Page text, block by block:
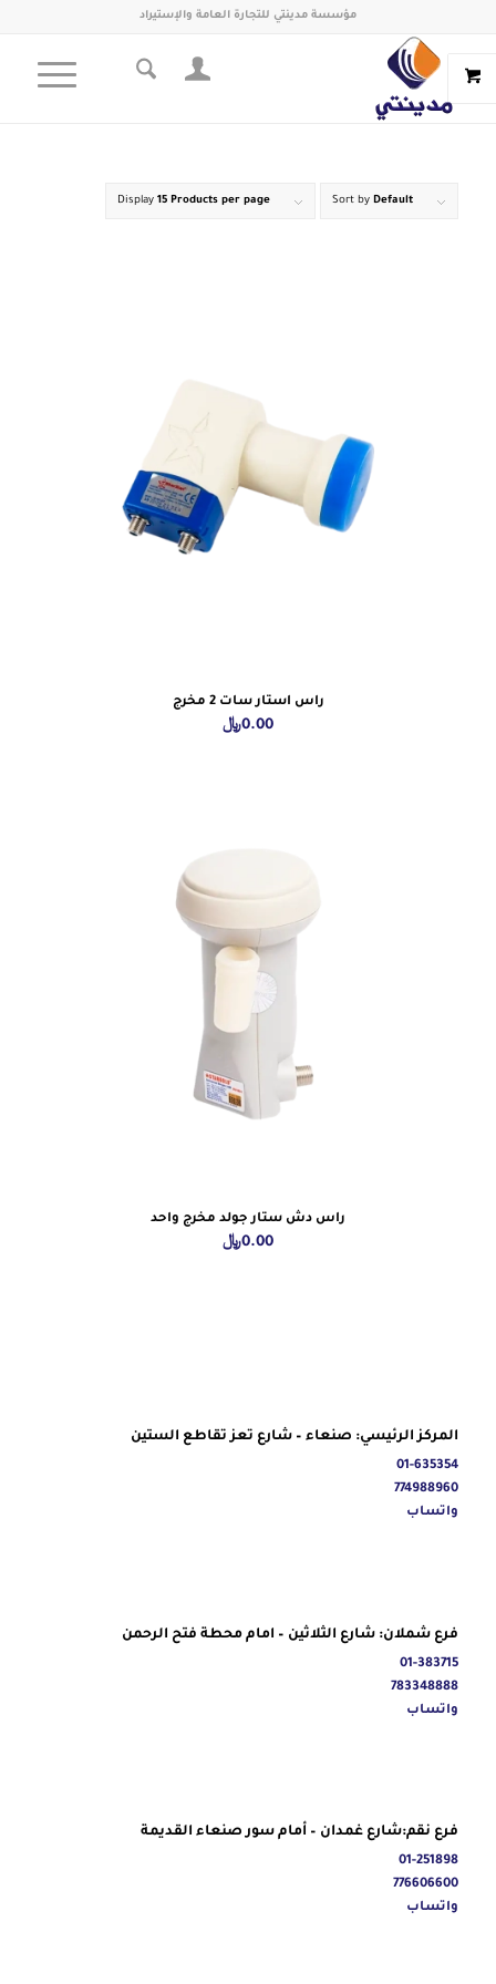
مؤسسة مدينتي للتجارة العامة والإستيراد
Sort byDefault
Display15 Products per page
راس استار سات 2 مخرج
0.00﷼
راس دش ستار جولد مخرج واحد
0.00﷼
المركز الرئيسي: صنعاء – شارع تعز تقاطع الستين
01-635354
774988960
واتساب
فرع شملان: شارع الثلاثين – امام محطة فتح الرحمن
01-383715
783348888
واتساب
فرع نقم:شارع غمدان – أمام سور صنعاء القديمة
01-251898
776606600
واتساب